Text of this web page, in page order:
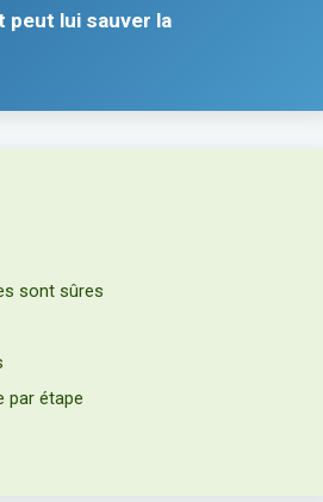
peut lui sauver la
sont sûres
par étape